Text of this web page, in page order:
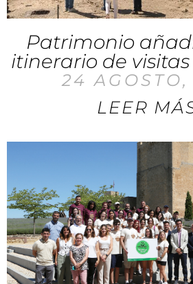
Patrimonio
itinerario de
24
LEER